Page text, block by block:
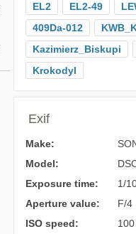
EL2 EL2-49
409Da-012
Kazimierz_Biskupi
Krokodyl
Exif
Make:
Model:
Exposure time:
1/
Aperture value:
F/4
ISO speed:
100